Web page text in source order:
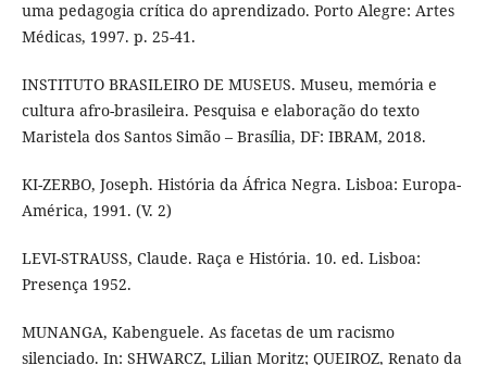
uma pedagogia crítica do aprendizado. Porto Alegre: Artes
Médicas, 1997. p. 25-41.
INSTITUTO BRASILEIRO DE MUSEUS. Museu, memória e
cultura afro-brasileira. Pesquisa e elaboração do texto
Maristela dos Santos Simão – Brasília, DF: IBRAM, 2018.
KI-ZERBO, Joseph. História da África Negra. Lisboa: Europa-
América, 1991. (V. 2)
LEVI-STRAUSS, Claude. Raça e História. 10. ed. Lisboa:
Presença 1952.
MUNANGA, Kabenguele. As facetas de um racismo
silenciado. In: SHWARCZ, Lilian Moritz; QUEIROZ, Renato da